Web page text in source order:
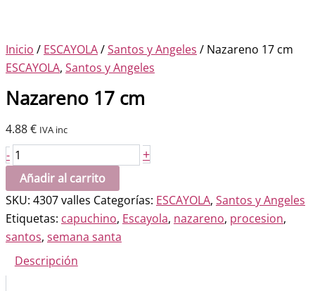
Inicio / ESCAYOLA/Santos y Angeles / Nazareno 17 cm
ESCAYOLA, Santos y Angeles
Nazareno 17 cm
4.88€ IVA inc
- Nazareno
17
cm
cantidad
+
Añadir al carrito
SKU: 4307 valles Categorías: ESCAYOLA, Santos y Angeles
Etiquetas: capuchino, Escayola, nazareno, procesion,
santos, semana santa
Descripción